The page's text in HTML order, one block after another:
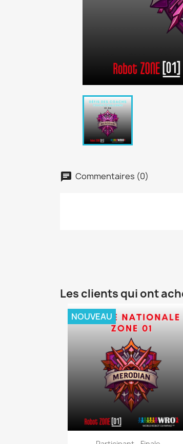
Commentaires (0)
Les clients qui ont
Aperçu rapide
NOUVEAU